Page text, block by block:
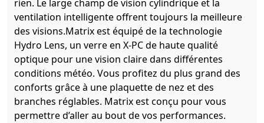
rien. Le large champ de vision cylindrique et la
ventilation intelligente offrent toujours la meilleure
des visions.Matrix est équipé de la technologie
Hydro Lens, un verre en X-PC de haute qualité
optique pour une vision claire dans différentes
conditions météo. Vous profitez du plus grand des
conforts grâce à une plaquette de nez et des
branches réglables. Matrix est conçu pour vous
permettre d’aller au bout de vos performances.